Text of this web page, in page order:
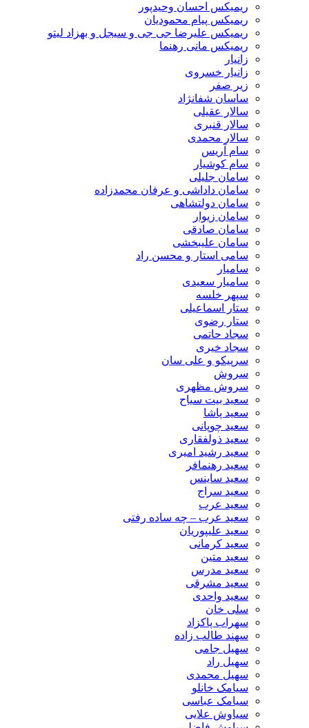
ریمیکس احسان وحیدپور
ریمیکس پیام محمودیان
ریمیکس علیرضا جی جی و سیجل و بهزاد لیتو
ریمیکس مانی رهنما
زانیار
زانیار خسروی
زیر صفر
ساسان شفانژاد
سالار عقیلی
سالار قنبری
سالار محمدی
سام آریس
سام کوشیار
سامان جلیلی
سامان داداشی و عرفان محمدزاده
سامان دولتشاهی
سامان زیوار
سامان صادقی
سامان علیبخشی
سامی استار و محسن راد
سامیار
سامیار سعیدی
سپهر خلسه
ستار اسماعیلی
ستار رضوی
سجاد حاتمی
سجاد خیری
سرپیکو و علی سان
سروش
سروش مظهری
سعید بیت سیاح
سعید پاشا
سعید چوپانی
سعید ذولفقاری
سعید رشید امیری
سعید رهنمافر
سعید ساینس
سعید سراج
سعید عرب
سعید عرب – چه ساده رفتی
سعید علیپوریان
سعید کرمانی
سعید متین
سعید مدرس
سعید مشرقی
سعید واحدی
سلی خان
سهراب پاکزاد
سهند طالب زاده
سهیل جامی
سهیل راد
سهیل محمدی
سیامک خانلو
سیامک عباسی
سیاوش علایی